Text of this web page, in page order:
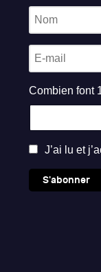
Combien font
J’ai lu et
S'abonner